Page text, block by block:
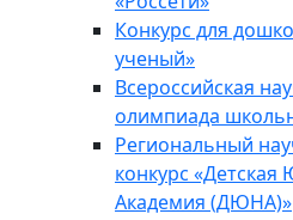
Конкурс для
ученый»
Всероссийская
олимпиада
Региональный
конкурс
Академия (ДЮНА)»